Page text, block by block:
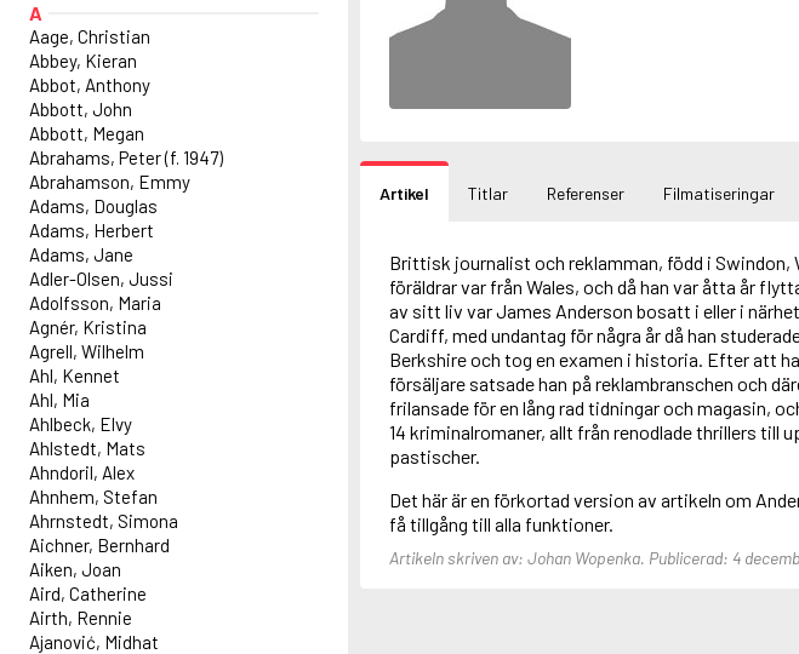
A
Aage, Christian
Abbey, Kieran
Abbot, Anthony
Abbott, John
Abbott, Megan
Abrahams, Peter (f. 1947)
Abrahamson, Emmy
Adams, Douglas
Adams, Herbert
Adams, Jane
Adler-Olsen, Jussi
Adolfsson, Maria
Agnér, Kristina
Agrell, Wilhelm
Ahl, Kennet
Ahl, Mia
Ahlbeck, Elvy
Ahlstedt, Mats
Ahndoril, Alex
Ahnhem, Stefan
Ahrnstedt, Simona
Aichner, Bernhard
Aiken, Joan
Aird, Catherine
Airth, Rennie
Ajanović, Midhat
Artikel Titlar Referenser Filmatiseringar
Brittisk journalist och reklamman, född i Swindon,
föräldrar var från Wales, och då han var åtta år
av sitt liv var James Anderson bosatt i eller i
Cardiff, med undantag för några år då han
Berkshire och tog en examen i historia. Efter att
försäljare satsade han på reklambranschen och
frilansade för en lång rad tidningar och magasin,
14 kriminalromaner, allt från renodlade thrillers till
pastischer.
Det här är en förkortad version av artikeln om
få tillgång till alla funktioner.
Artikeln skriven av: Johan Wopenka. Publicerad: 4